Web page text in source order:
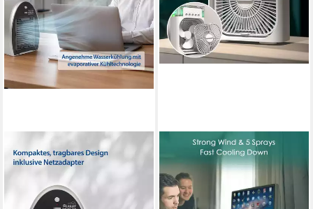
Tischventilator Fast Cooler
Pro HP Set 2-tlg., Luftkühler
mit Wasserkühlung
LUCKKY
Tischventilator 3-in-1
Luftkühler, USB Ventilator mit
Farblichtern.